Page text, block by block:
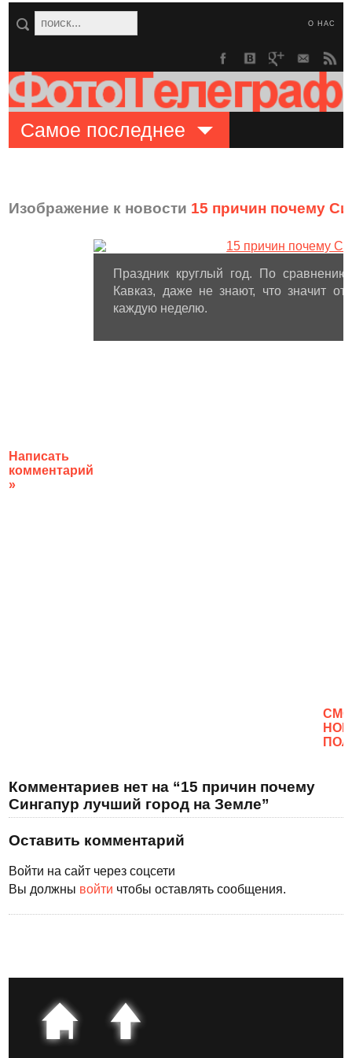
О НАС
Самое последнее
Изображение к новости 15 причин почему
Написать
комментарий
»
Праздник круглый год. По
Кавказ, даже не знают, что значит
каждую неделю.
Комментариев нет на “15 причин почему
Сингапур лучший город на Земле”
Оставить комментарий
Войти на сайт через соцсети
Вы должны войти чтобы оставлять сообщения.